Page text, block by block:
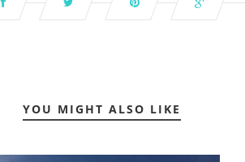
YOU MIGHT ALSO LIKE